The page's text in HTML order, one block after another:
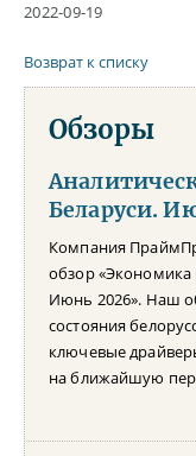
2022-09-19
Возврат к списку
Обзоры
Беларуси.
Компания
обзор «Экономика
Июнь 2026». Наш
состояния
ключевые
на ближайшую